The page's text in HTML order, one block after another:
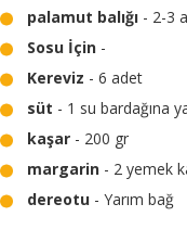
palamut balığı - 2-3
Sosu İçin -
Kereviz - 6 adet
süt - 1 su bardağına
kaşar - 200 gr
margarin - 2 yemek
dereotu - Yarım bağ